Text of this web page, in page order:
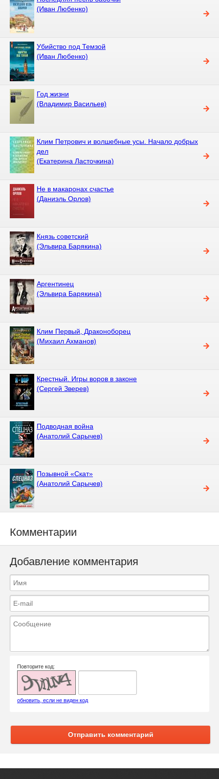
(Иван Любенко)
Убийство под Темзой
(Иван Любенко)
Год жизни
(Владимир Васильев)
Клим Петрович и волшебные усы. Начало добрых
дел
(Екатерина Ласточкина)
Не в макаронах счастье
(Даниэль Орлов)
Князь советский
(Эльвира Барякина)
Аргентинец
(Эльвира Барякина)
Клим Первый, Драконоборец
(Михаил Ахманов)
Крестный. Игры воров в законе
(Сергей Зверев)
Подводная война
(Анатолий Сарычев)
Позывной «Скат»
(Анатолий Сарычев)
Комментарии
Добавление комментария
Повторите код:
обновить, если не виден код
Отправить комментарий